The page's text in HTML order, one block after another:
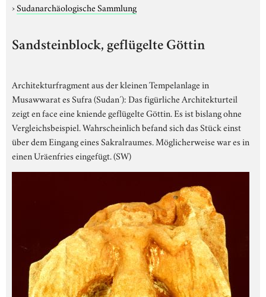
›Sudanarchäologische Sammlung
Sandsteinblock, geflügelte Göttin
Architekturfragment aus der kleinen Tempelanlage in
Musawwarat es Sufra (Sudan´): Das figürliche Architekturteil
zeigt en face eine kniende geflügelte Göttin. Es ist bislang ohne
Vergleichsbeispiel. Wahrscheinlich befand sich das Stück einst
über dem Eingang eines Sakralraumes. Möglicherweise war es in
einen Uräenfries eingefügt. (SW)